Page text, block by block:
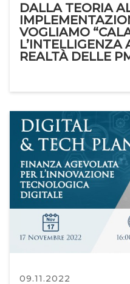
DALLA TEORIA
VOGLIAMO
L’INTELLIGENZA
REALTÀ DELLE
09.11.2022